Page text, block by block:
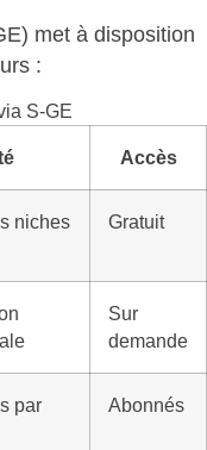
met à disposition
:
S-GE
Accès
niches
Gratuit
Sur
demande
par
Abonnés